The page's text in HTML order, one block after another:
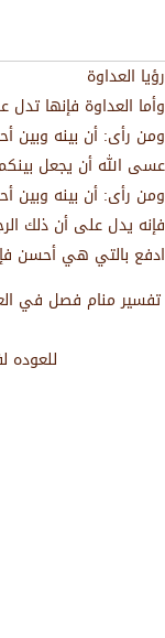
رؤيا العداوة
وأما العداوة فإنها تدل
ومن رأى: أن بينه وبين
عسى الله أن يجعل
ومن رأى: أن بينه وبين
فإنه يدل على أن ذلك
ادفع بالتي هي أحسن
تفسير منام فصل في
للعوده